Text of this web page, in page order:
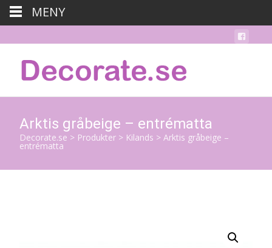
Arktis gråbeige – entrématta
Decorate.se > Produkter > Kilands > Arktis gråbeige –
entrématta
MENY